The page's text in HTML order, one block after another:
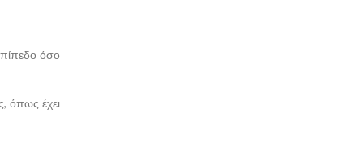
όσο
όπως έχει